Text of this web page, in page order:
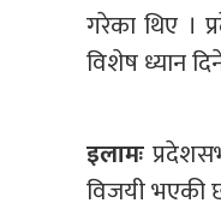
गरेका थिए ।
विशेष ध्यान
इलामः
विजयी भएकी